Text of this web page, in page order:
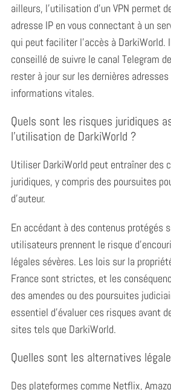
ailleurs, l’utilisation d’un VPN permet
adresse IP en vous connectant à un
qui peut faciliter l’accès à DarkiWorld.
conseillé de suivre le canal Telegram
rester à jour sur les dernières
informations vitales.
Quels sont les risques juridiques
l’utilisation de DarkiWorld ?
Utiliser DarkiWorld peut entraîner des
juridiques, y compris des poursuites
d’auteur.
En accédant à des contenus protégés
utilisateurs prennent le risque
légales sévères. Les lois sur la
France sont strictes, et les
des amendes ou des poursuites
essentiel d’évaluer ces risques avant
sites tels que DarkiWorld.
Quelles sont les alternatives
Des plateformes comme Netflix,